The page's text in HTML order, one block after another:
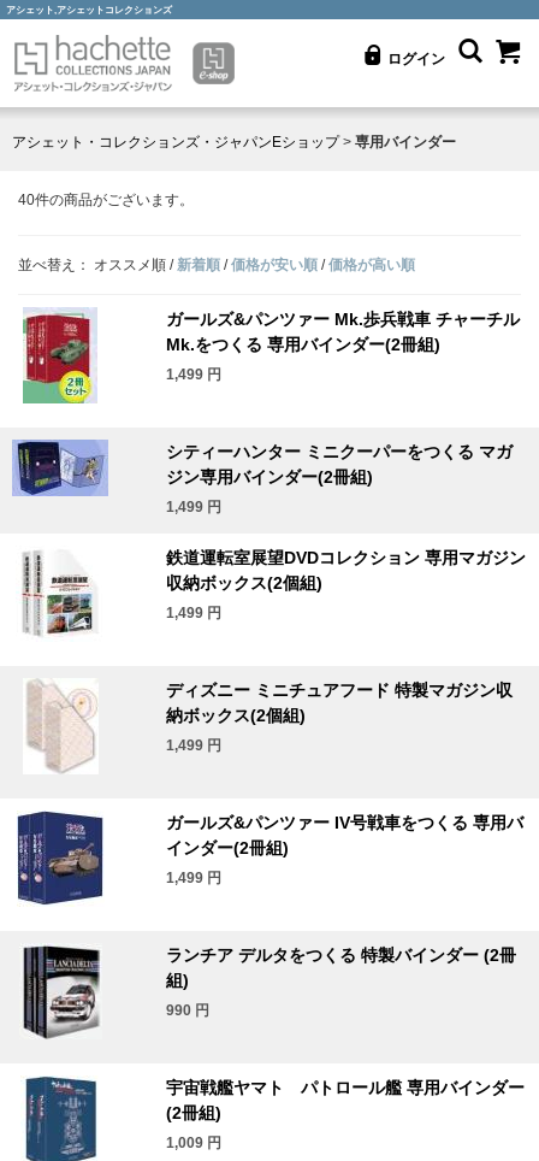
アシェット,アシェットコレクションズ
ログイン
アシェット・コレクションズ・ジャパンEショップ> 専用バインダー
40件の商品がございます。
並べ替え： オススメ順 /新着順 /価格が安い順 /価格が高い順
ガールズ&パンツァー Mk.歩兵戦車 チャーチル
Mk.をつくる 専用バインダー(2冊組)
1,499 円
シティーハンター ミニクーパーをつくる マガ
ジン専用バインダー(2冊組)
1,499 円
鉄道運転室展望DVDコレクション 専用マガジン
収納ボックス(2個組)
1,499 円
ディズニー ミニチュアフード 特製マガジン収
納ボックス(2個組)
1,499 円
ガールズ&パンツァー IV号戦車をつくる 専用バ
インダー(2冊組)
1,499 円
ランチア デルタをつくる 特製バインダー (2冊
組)
990 円
宇宙戦艦ヤマト パトロール艦 専用バインダー
(2冊組)
1,009 円